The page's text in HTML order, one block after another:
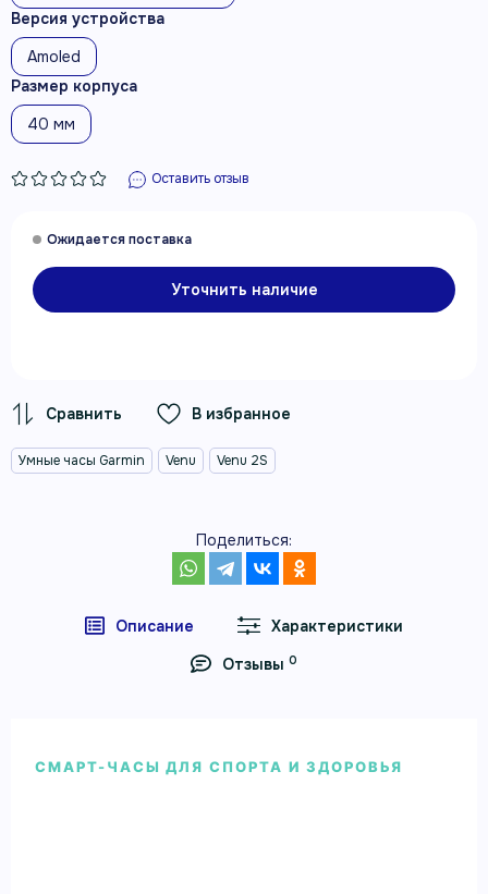
Версия устройства
Amoled
Размер корпуса
40 мм
Оставить отзыв
Уточнить наличие
В избранное
Умные часы Garmin Venu Venu 2S
Поделиться:
Описание
Характеристики
Отзывы 0
СМАРТ-ЧАСЫ ДЛЯ СПОРТА И ЗДОРОВЬЯ